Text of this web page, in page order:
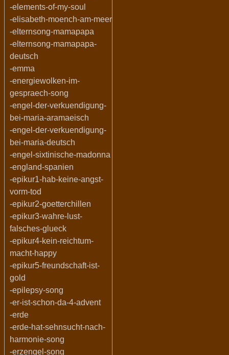
-elements-of-my-soul
-elisabeth-moench-am-meer
-elternsong-mamapapa
-elternsong-mamapapa-
deutsch
-emma
-energiewolken-im-
gespraech-song
-engel-der-verkuendigung-
bei-maria-aramaeisch
-engel-der-verkuendigung-
bei-maria-deutsch
-engel-sixtinische-madonna
-england-spanien
-epikur1-hab-keine-angst-
vorm-tod
-epikur2-goetterchillen
-epikur3-wahre-lust-
falsches-glueck
-epikur4-kein-reichtum-
macht-happy
-epikur5-freundschaft-ist-
gold
-epilepsy-song
-er-ist-schon-da-4-advent
-erde
-erde-hat-sehnsucht-nach-
harmonie-song
-erzengel-song